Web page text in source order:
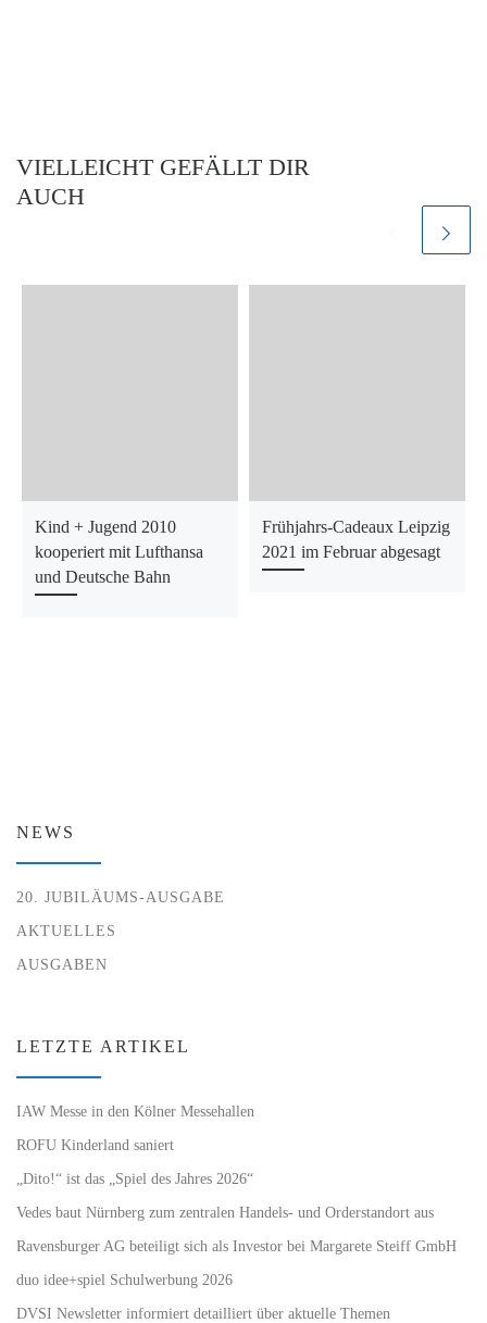
VIELLEICHT GEFÄLLT DIR
AUCH
Kind + Jugend 2010
kooperiert mit Lufthansa
und Deutsche Bahn
Frühjahrs-Cadeaux Leipzig
2021 im Februar abgesagt
NEWS
20. JUBILÄUMS-AUSGABE
AKTUELLES
AUSGABEN
LETZTE ARTIKEL
IAW Messe in den Kölner Messehallen
ROFU Kinderland saniert
„Dito!“ ist das „Spiel des Jahres 2026“
Vedes baut Nürnberg zum zentralen Handels- und Orderstandort aus
Ravensburger AG beteiligt sich als Investor bei Margarete Steiff GmbH
duo idee+spiel Schulwerbung 2026
DVSI Newsletter informiert detailliert über aktuelle Themen